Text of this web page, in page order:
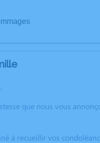
que nous vous
à recueillir vos